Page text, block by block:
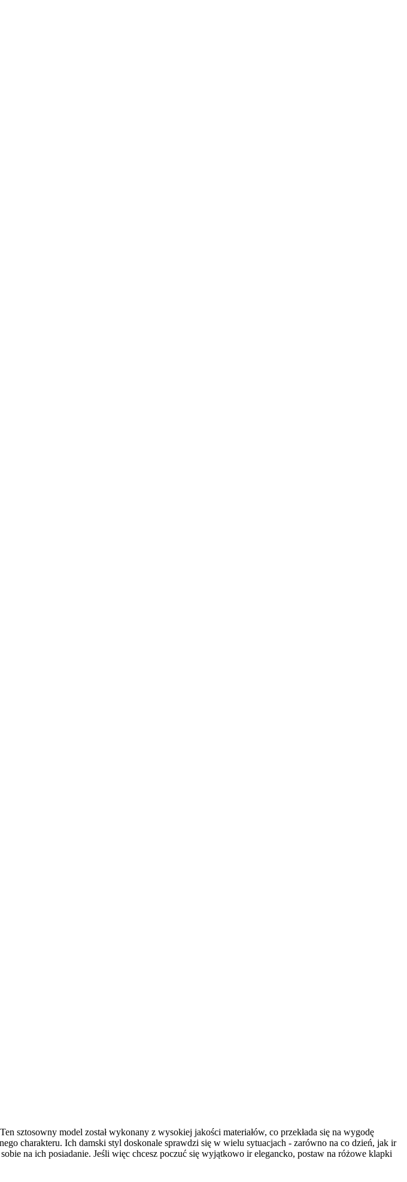
sztosowny model został wykonany z wysokiej jakości materiałów, co przekłada się na wygodę
charakteru. Ich damski styl doskonale sprawdzi się w wielu sytuacjach - zarówno na co dzień, jak ir
na ich posiadanie. Jeśli więc chcesz poczuć się wyjątkowo ir elegancko, postaw na różowe klapki